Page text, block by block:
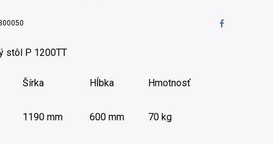
stôl P 1200TT
Šírka Hĺbka Hmotnosť
1190 mm 600 mm 70 kg